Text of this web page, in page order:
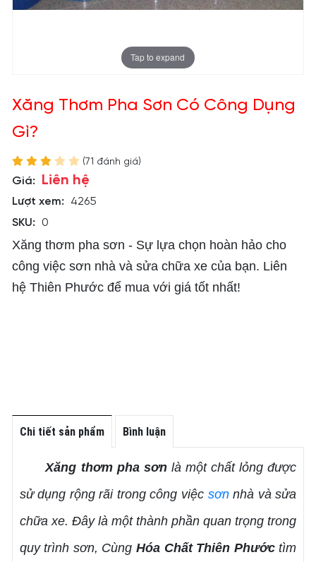
Tap to expand
Xăng Thơm Pha Sơn Có Công Dụng
Gì?
(71 đánh giá)
Giá: Liên hệ
Lượt xem:
4265
SKU: 0
Xăng thơm pha sơn - Sự lựa chọn hoàn hảo cho
công việc sơn nhà và sửa chữa xe của bạn. Liên
hệ Thiên Phước để mua với giá tốt nhất!
Chi tiết sản phẩm Bình luận
Xăng thơm pha sơnlà một chất lỏng được
sử dụng rộng rãi trong công việc sơnnhà và sửa
chữa xe. Đây là một thành phần quan trọng trong
quy trình sơn, Cùng Hóa Chất Thiên Phướctìm